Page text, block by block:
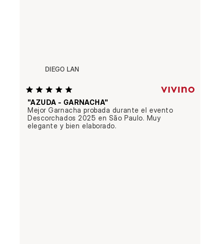
DIEGO LAN
"AZUDA - GARNACHA"
Mejor Garnacha probada durante el evento
Descorchados 2025 en São Paulo. Muy
elegante y bien elaborado.